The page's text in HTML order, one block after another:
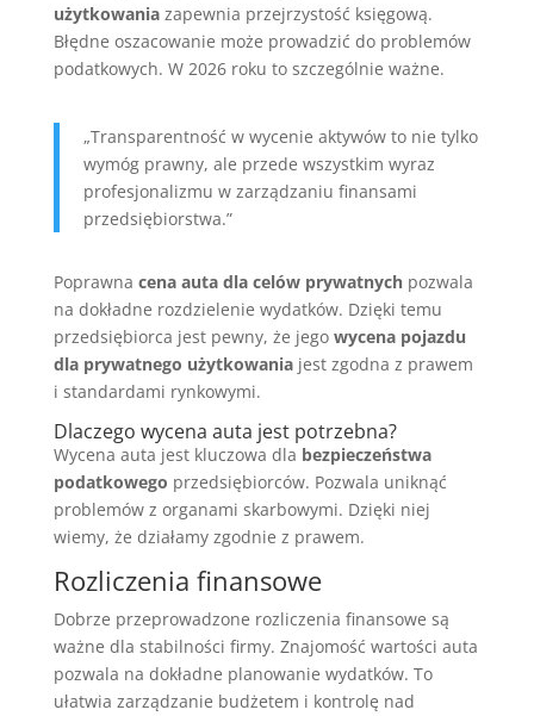
użytkowaniazapewnia przejrzystość księgową.
Błędne oszacowanie może prowadzić do problemów
podatkowych. W 2026 roku to szczególnie ważne.
„Transparentność w wycenie aktywów to nie tylko
wymóg prawny, ale przede wszystkim wyraz
profesjonalizmu w zarządzaniu finansami
przedsiębiorstwa.”
Poprawna cena auta dla celów prywatnychpozwala
na dokładne rozdzielenie wydatków. Dzięki temu
przedsiębiorca jest pewny, że jego wycena pojazdu
dla prywatnego użytkowaniajest zgodna z prawem
i standardami rynkowymi.
Dlaczego wycena auta jest potrzebna?
Wycena auta jest kluczowa dla bezpieczeństwa
podatkowego przedsiębiorców. Pozwala uniknąć
problemów z organami skarbowymi. Dzięki niej
wiemy, że działamy zgodnie z prawem.
Rozliczenia finansowe
Dobrze przeprowadzone rozliczenia finansowe są
ważne dla stabilności firmy. Znajomość wartości auta
pozwala na dokładne planowanie wydatków. To
ułatwia zarządzanie budżetem i kontrolę nad